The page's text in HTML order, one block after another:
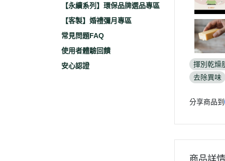
【永續系列】環保品牌選品專區
【客製】婚禮彌月專區
常見問題FAQ
使用者體驗回饋
安心認證
揮別乾燥
去除異味
分享商品到